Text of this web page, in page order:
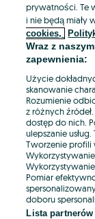
E-mail
Hasło
prywatności. Te
i nie będą miały
cookies,
Wraz z
zapewnienia:
Użycie
skanowanie
Rozumienie
z różnych
dostęp do nich.
ulepszanie
Tworzenie profili
Pomiar
doboru
Lista